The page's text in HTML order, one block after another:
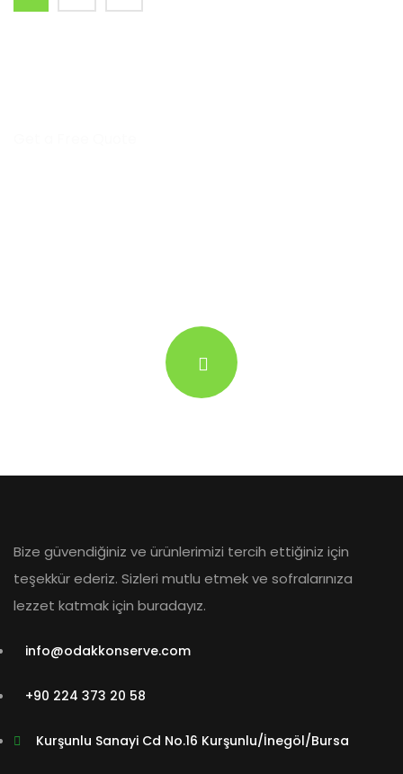
Bize güvendiğiniz ve ürünlerimizi tercih ettiğiniz için
teşekkür ederiz. Sizleri mutlu etmek ve sofralarınıza
lezzet katmak için buradayız.
info@odakkonserve.com
+90 224 373 20 58
Kurşunlu Sanayi Cd No.16 Kurşunlu/İnegöl/Bursa